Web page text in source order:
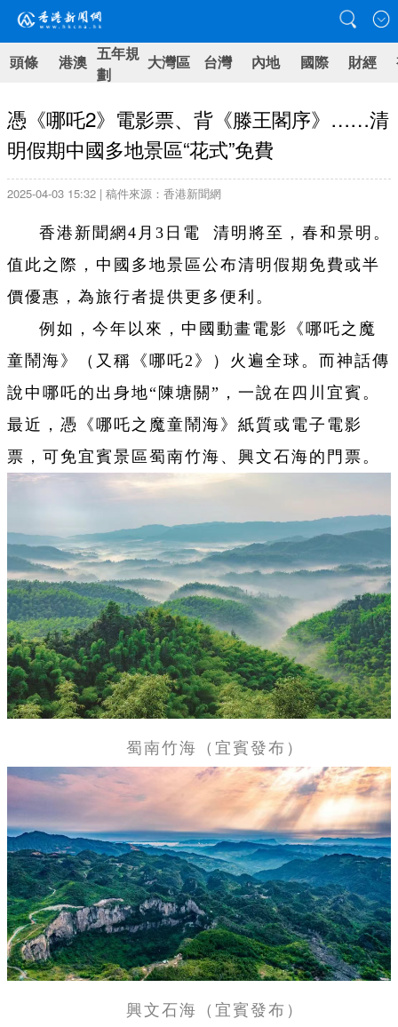
頭條 港澳 五年規
劃
大灣區 台灣 內地 國際 財經
憑《哪吒2》電影票、背《滕王閣序》……清
明假期中國多地景區“花式”免費
2025-04-03 15:32 | 稿件來源：香港新聞網
香港新聞網4月3日電 清明將至，春和景明。
值此之際，中國多地景區公布清明假期免費或半
價優惠，為旅行者提供更多便利。
例如，今年以來，中國動畫電影《哪吒之魔
童鬧海》（又稱《哪吒2》）火遍全球。而神話傳
說中哪吒的出身地“陳塘關”，一說在四川宜賓。
最近，憑《哪吒之魔童鬧海》紙質或電子電影
票，可免宜賓景區蜀南竹海、興文石海的門票。
蜀南竹海（宜賓發布）
興文石海（宜賓發布）